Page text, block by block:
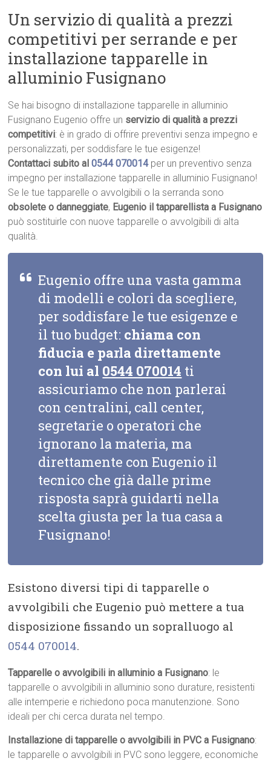
Un servizio di qualità a prezzi
competitivi per serrande e per
installazione tapparelle in
alluminio Fusignano
Se hai bisogno di installazione tapparelle in alluminio
Fusignano Eugenio offre un servizio di qualità a prezzi
competitivi: è in grado di offrire preventivi senza impegno e
personalizzati, per soddisfare le tue esigenze!
Contattaci subito al0544 070014 per un preventivo senza
impegno per installazione tapparelle in alluminio Fusignano!
Se le tue tapparelle o avvolgibili o la serranda sono
obsolete o danneggiate, Eugenio il tapparellista a Fusignano
può sostituirle con nuove tapparelle o avvolgibili di alta
qualità.
Eugenio offre una vasta gamma
di modelli e colori da scegliere,
per soddisfare le tue esigenze e
il tuo budget: chiama con
fiducia e parla direttamente
con lui al 0544 070014 ti
assicuriamo che non parlerai
con centralini, call center,
segretarie o operatori che
ignorano la materia, ma
direttamente con Eugenio il
tecnico che già dalle prime
risposta saprà guidarti nella
scelta giusta per la tua casa a
Fusignano!
Esistono diversi tipi di tapparelle o
avvolgibili che Eugenio può mettere a tua
disposizione fissando un sopralluogo al
0544 070014.
Tapparelle o avvolgibili in alluminio a Fusignano: le
tapparelle o avvolgibili in alluminio sono durature, resistenti
alle intemperie e richiedono poca manutenzione. Sono
ideali per chi cerca durata nel tempo.
Installazione di tapparelle o avvolgibili in PVC a Fusignano:
le tapparelle o avvolgibili in PVC sono leggere, economiche